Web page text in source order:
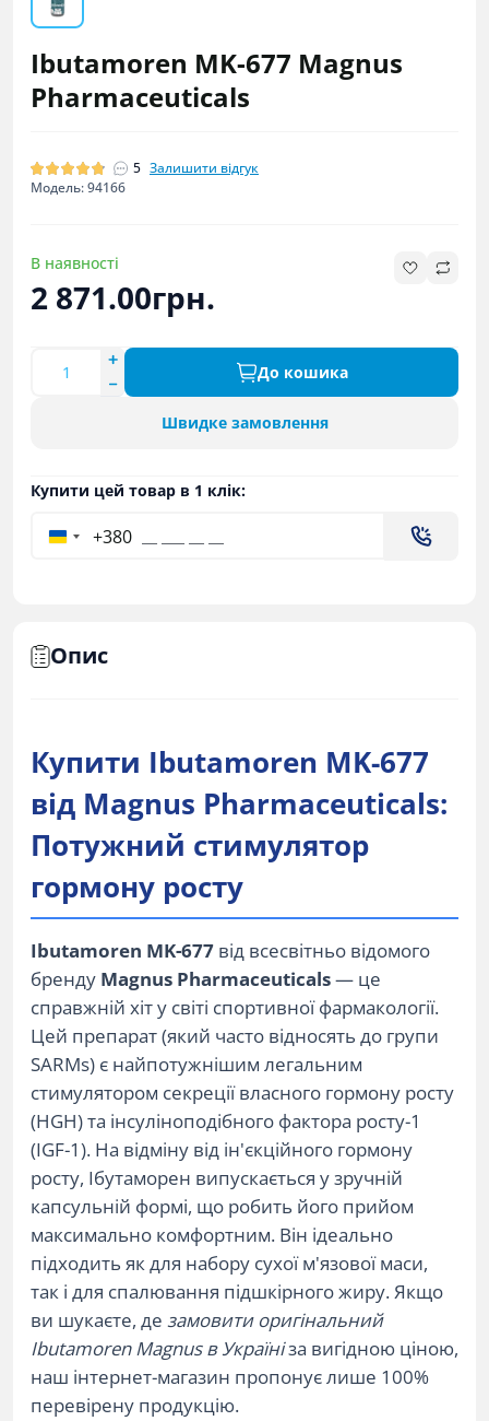
Ibutamoren MK-677 Magnus
Pharmaceuticals
5 Залишити відгук
Модель: 94166
В наявності
2 871.00грн.
До кошика
Швидке замовлення
Купити цей товар в 1 клік:
+380
Опис
Купити Ibutamoren MK-677
від Magnus Pharmaceuticals:
Потужний стимулятор
гормону росту
Ibutamoren MK-677 від всесвітньо відомого
бренду Magnus Pharmaceuticals— це
справжній хіт у світі спортивної фармакології.
Цей препарат (який часто відносять до групи
SARMs) є найпотужнішим легальним
стимулятором секреції власного гормону росту
(HGH) та інсуліноподібного фактора росту-1
(IGF-1). На відміну від ін'єкційного гормону
росту, Ібутаморен випускається у зручній
капсульній формі, що робить його прийом
максимально комфортним. Він ідеально
підходить як для набору сухої м'язової маси,
так і для спалювання підшкірного жиру. Якщо
ви шукаєте, де замовити оригінальний
Ibutamoren Magnus в Україніза вигідною ціною,
наш інтернет-магазин пропонує лише 100%
перевірену продукцію.